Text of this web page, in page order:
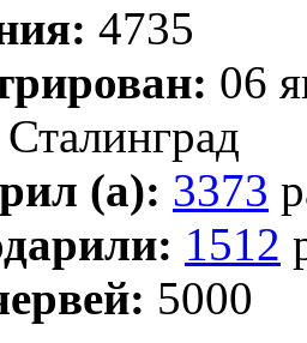
4735
06
Сталинград
(а): 3373
1512
5000